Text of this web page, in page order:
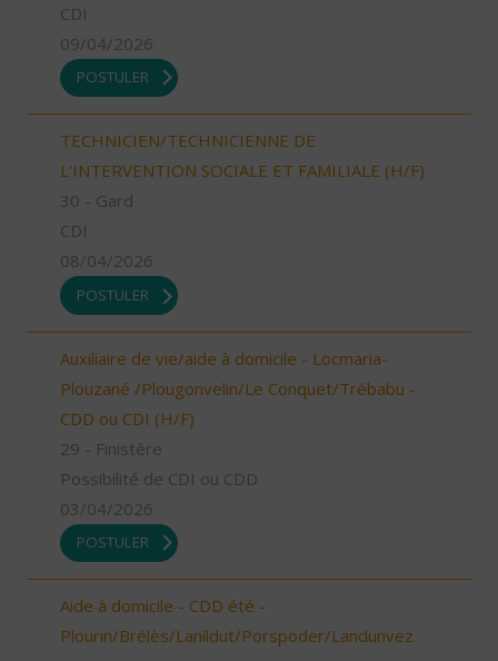
CDI
09/04/2026
POSTULER
TECHNICIEN/TECHNICIENNE DE
L'INTERVENTION SOCIALE ET FAMILIALE (H/F)
30 - Gard
CDI
08/04/2026
POSTULER
Auxiliaire de vie/aide à domicile - Locmaria-
Plouzané /Plougonvelin/Le Conquet/Trébabu -
CDD ou CDI (H/F)
29 - Finistère
Possibilité de CDI ou CDD
03/04/2026
POSTULER
Aide à domicile - CDD été -
Plourin/Brélès/Lanildut/Porspoder/Landunvez